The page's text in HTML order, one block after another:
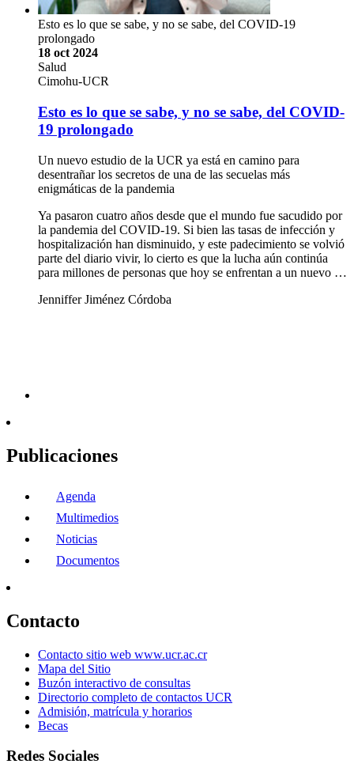
Esto es lo que se sabe, y no se sabe, del COVID-19
prolongado
18 oct 2024
Salud
Cimohu-UCR
Esto es lo que se sabe, y no se sabe, del COVID-
19 prolongado
Un nuevo estudio de la UCR ya está en camino para
desentrañar los secretos de una de las secuelas más
enigmáticas de la pandemia
Ya pasaron cuatro años desde que el mundo fue sacudido por
la pandemia del COVID-19. Si bien las tasas de infección y
hospitalización han disminuido, y este padecimiento se volvió
parte del diario vivir, lo cierto es que la lucha aún continúa
para millones de personas que hoy se enfrentan a un nuevo …
Jenniffer Jiménez Córdoba
Publicaciones
Agenda
Multimedios
Noticias
Documentos
Contacto
Contacto sitio web www.ucr.ac.cr
Mapa del Sitio
Buzón interactivo de consultas
Directorio completo de contactos UCR
Admisión, matrícula y horarios
Becas
Redes Sociales